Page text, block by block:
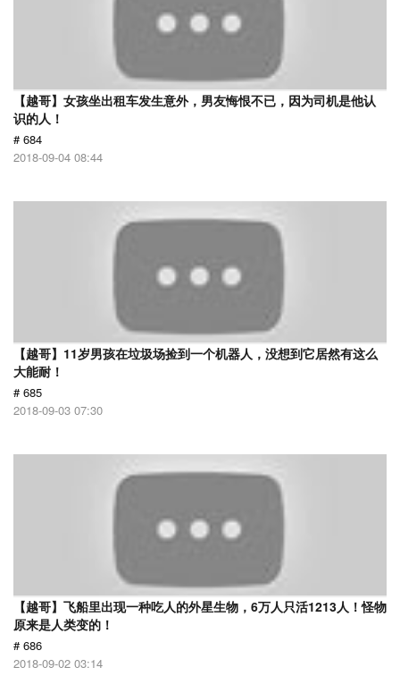
【越哥】女孩坐出租车发生意外，男友悔恨不已，因为司机是他认
识的人！
# 684
2018-09-04 08:44
【越哥】11岁男孩在垃圾场捡到一个机器人，没想到它居然有这么
大能耐！
# 685
2018-09-03 07:30
【越哥】飞船里出现一种吃人的外星生物，6万人只活1213人！怪物
原来是人类变的！
# 686
2018-09-02 03:14